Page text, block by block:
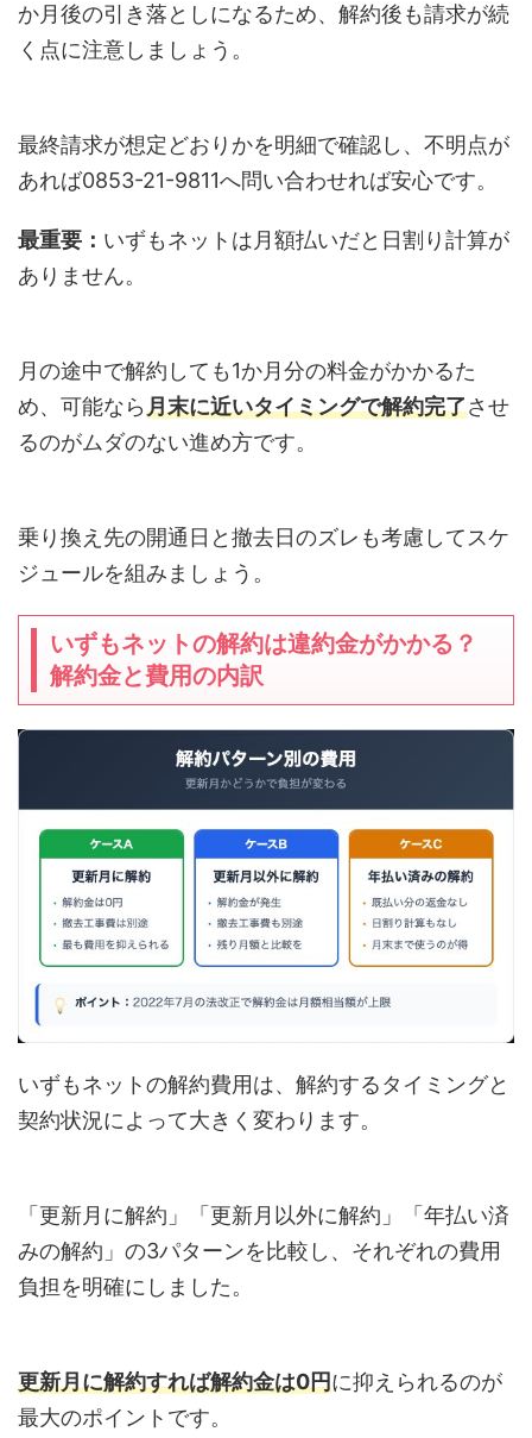
か月後の引き落としになるため、解約後も請求が続
く点に注意しましょう。
最終請求が想定どおりかを明細で確認し、不明点が
あれば0853-21-9811へ問い合わせれば安心です。
最重要： いずもネットは月額払いだと日割り計算が
ありません。
月の途中で解約しても1か月分の料金がかかるた
め、可能なら月末に近いタイミングで解約完了させ
るのがムダのない進め方です。
乗り換え先の開通日と撤去日のズレも考慮してスケ
ジュールを組みましょう。
いずもネットの解約は違約金がかかる？
解約金と費用の内訳
いずもネットの解約費用は、解約するタイミングと
契約状況によって大きく変わります。
「更新月に解約」「更新月以外に解約」「年払い済
みの解約」の3パターンを比較し、それぞれの費用
負担を明確にしました。
更新月に解約すれば解約金は0円に抑えられるのが
最大のポイントです。